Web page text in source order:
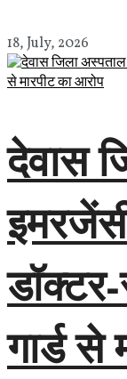
18, July, 2026
देवास
गार्ड से